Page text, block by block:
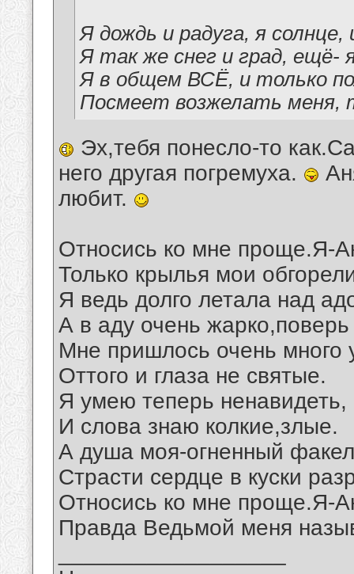
Я дождь и радуга, я солнце,
Я так же снег и град, ещё-
Я в общем ВСЁ, и только
Посмеет возжелать меня,
Эх,тебя понесло-то
него другая погремуха.
любит.
Относись ко мне проще.Я-
Только крылья мои
Я ведь долго летала над
А в аду очень
Мне пришлось очень много
Оттого и глаза не святые.
Я умею теперь ненавидеть,
И слова знаю колкие,злые.
А душа моя-огненный
Страсти сердце в куски
Относись ко мне проще.Я-
Правда Ведьмой меня